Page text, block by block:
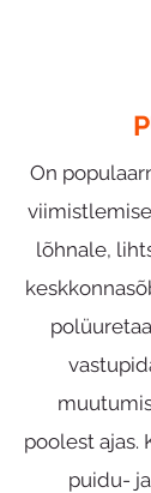
On
lõhnale,
poolest ajas.
puidu-